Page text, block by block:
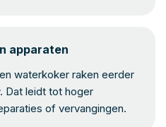
apparaten
waterkoker raken eerder
Dat leidt tot hoger
of vervangingen.